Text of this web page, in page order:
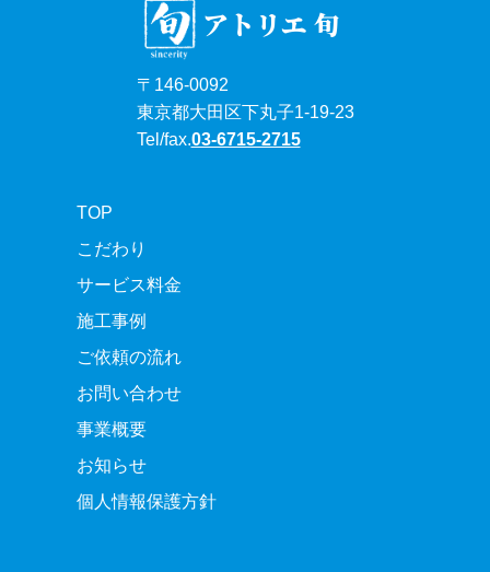
アトリエ 旬
〒146-0092
東京都大田区下丸子1-19-23
Tel/fax.03-6715-2715
TOP
こだわり
サービス料金
施工事例
ご依頼の流れ
お問い合わせ
事業概要
お知らせ
個人情報保護方針